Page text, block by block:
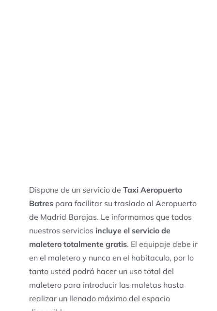
Dispone de un servicio de Taxi Aeropuerto
Batrespara facilitar su traslado al Aeropuerto
de Madrid Barajas. Le informamos que todos
nuestros servicios incluye el servicio de
maletero totalmente gratis. El equipaje debe ir
en el maletero y nunca en el habitaculo, por lo
tanto usted podrá hacer un uso total del
maletero para introducir las maletas hasta
realizar un llenado máximo del espacio